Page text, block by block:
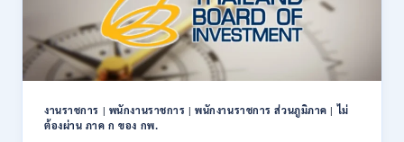
เพื่อ
เป็น
พนักงาน
11
อัตรา
ป.ตรี
ทุก
งานราชการ | พนักงานราชการ |พนักงานราชการ ส่วนภูมิภาค |ไม่
ต้องผ่าน ภาค ก ของ กพ.